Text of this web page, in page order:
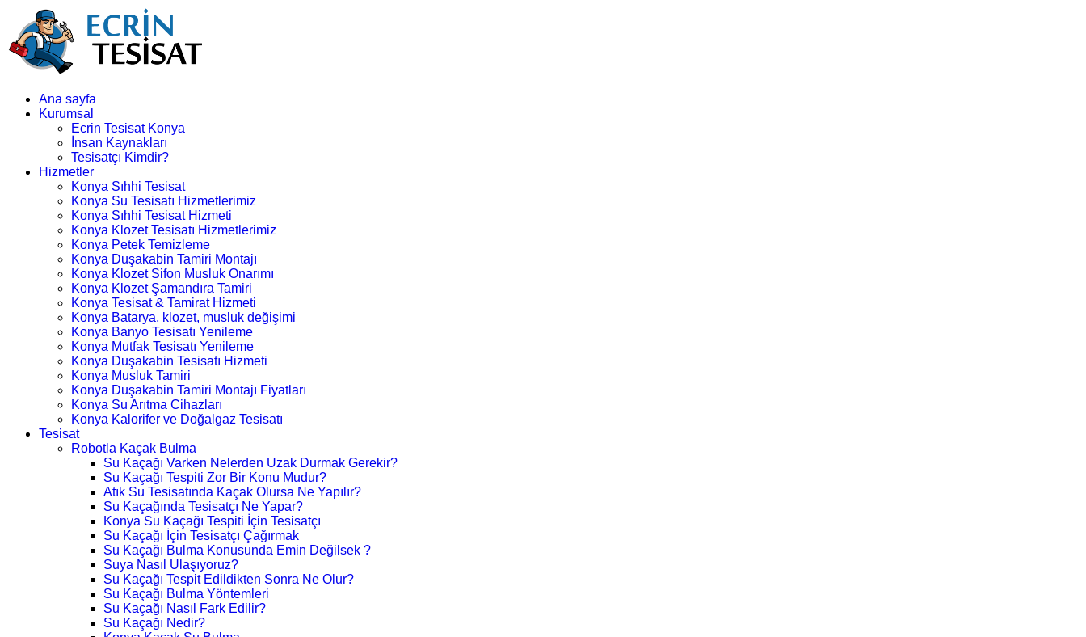
Ana sayfa
Kurumsal
Ecrin Tesisat Konya
İnsan Kaynakları
Tesisatçı Kimdir?
Hizmetler
Konya Sıhhi Tesisat
Konya Su Tesisatı Hizmetlerimiz
Konya Sıhhi Tesisat Hizmeti
Konya Klozet Tesisatı Hizmetlerimiz
Konya Petek Temizleme
Konya Duşakabin Tamiri Montajı
Konya Klozet Sifon Musluk Onarımı
Konya Klozet Şamandıra Tamiri
Konya Tesisat & Tamirat Hizmeti
Konya Batarya, klozet, musluk değişimi
Konya Banyo Tesisatı Yenileme
Konya Mutfak Tesisatı Yenileme
Konya Duşakabin Tesisatı Hizmeti
Konya Musluk Tamiri
Konya Duşakabin Tamiri Montajı Fiyatları
Konya Su Arıtma Cihazları
Konya Kalorifer ve Doğalgaz Tesisatı
Tesisat
Robotla Kaçak Bulma
Su Kaçağı Varken Nelerden Uzak Durmak Gerekir?
Su Kaçağı Tespiti Zor Bir Konu Mudur?
Atık Su Tesisatında Kaçak Olursa Ne Yapılır?
Su Kaçağında Tesisatçı Ne Yapar?
Konya Su Kaçağı Tespiti İçin Tesisatçı
Su Kaçağı İçin Tesisatçı Çağırmak
Su Kaçağı Bulma Konusunda Emin Değilsek ?
Suya Nasıl Ulaşıyoruz?
Su Kaçağı Tespit Edildikten Sonra Ne Olur?
Su Kaçağı Bulma Yöntemleri
Su Kaçağı Nasıl Fark Edilir?
Su Kaçağı Nedir?